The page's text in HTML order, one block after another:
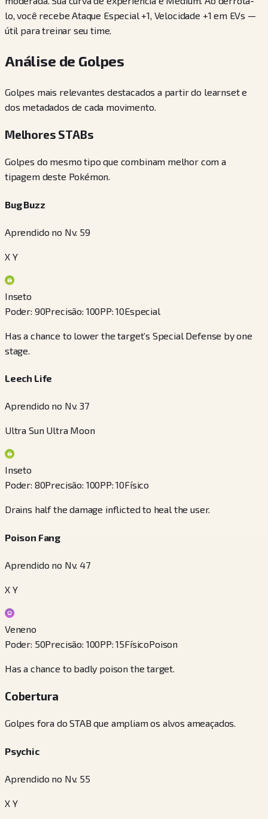
lo, você recebe Ataque Especial +1, Velocidade +1 em EVs —
útil para treinar seu time.
Análise de Golpes
Golpes mais relevantes destacados a partir do learnset e
dos metadados de cada movimento.
Melhores STABs
Golpes do mesmo tipo que combinam melhor com a
tipagem deste Pokémon.
Bug Buzz
Aprendido no Nv. 59
X Y
Inseto
Poder: 90Precisão: 100PP:10Especial
Has a chance to lower the target’s Special Defense by one
stage.
Leech Life
Aprendido no Nv. 37
Ultra Sun Ultra Moon
Inseto
Poder: 80Precisão: 100PP:10Físico
Drains half the damage inflicted to heal the user.
Poison Fang
Aprendido no Nv. 47
X Y
Veneno
Poder: 50Precisão: 100PP:15FísicoPoison
Has a chance to badly poison the target.
Cobertura
Golpes fora do STAB que ampliam os alvos ameaçados.
Psychic
Aprendido no Nv. 55
X Y